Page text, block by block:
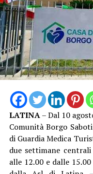
LATINA– Dal 10
Comunità Borgo
di Guardia Medica
due settimane
alle 12.00 e dalle